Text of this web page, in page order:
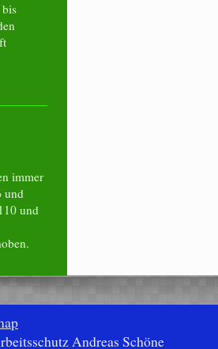
immer
und
und
Andreas Schöne